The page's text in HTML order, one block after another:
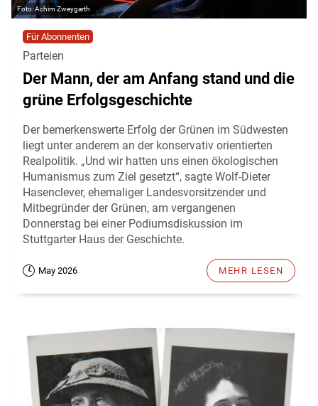
Achim Zweygarth
Für Abonnenten
Parteien
Der Mann, der am Anfang stand und die
grüne Erfolgsgeschichte
Der bemerkenswerte Erfolg der Grünen im Südwesten
liegt unter anderem an der konservativ orientierten
Realpolitik. „Und wir hatten uns einen ökologischen
Humanismus zum Ziel gesetzt“, sagte Wolf-Dieter
Hasenclever, ehemaliger Landesvorsitzender und
Mitbegründer der Grünen, am vergangenen
Donnerstag bei einer Podiumsdiskussion im
Stuttgarter Haus der Geschichte.
May 2026 MEHR LESEN